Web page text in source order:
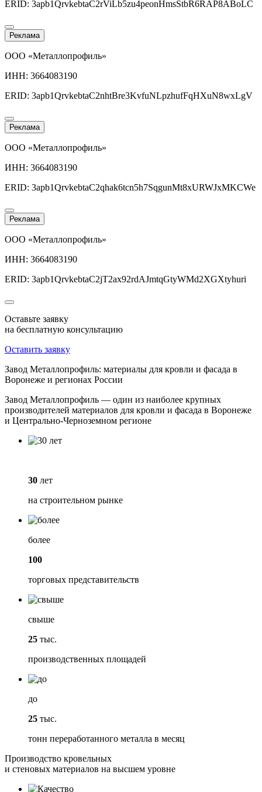
ERID: 3apb1QrvkebtaC2rViLb5zu4peonHmsStbR6RAP8ABoLC
Реклама
ООО «Металлопрофиль»
ИНН: 3664083190
ERID: 3apb1QrvkebtaC2nhtBre3KvfuNLpzhufFqHXuN8wxLgV
Реклама
ООО «Металлопрофиль»
ИНН: 3664083190
ERID: 3apb1QrvkebtaC2qhak6tcn5h7SqgunMt8xURWJxMKCWe
Реклама
ООО «Металлопрофиль»
ИНН: 3664083190
ERID: 3apb1QrvkebtaC2jT2ax92rdAJmtqGtyWMd2XGXtyhuri
Оставьте заявку
на бесплатную консультацию
Оставить заявку
Завод Металлопрофиль: материалы для кровли и фасада в
Воронеже и регионах России
Завод Металлопрофиль — один из наиболее крупных
производителей материалов для кровли и фасада в Воронеже
и Центрально-Черноземном регионе
30 лет
на строительном рынке
более
100
торговых представительств
свыше
25 тыс.
производственных площадей
до
25 тыс.
тонн переработанного металла в месяц
Производство кровельных
и стеновых материалов на высшем уровне